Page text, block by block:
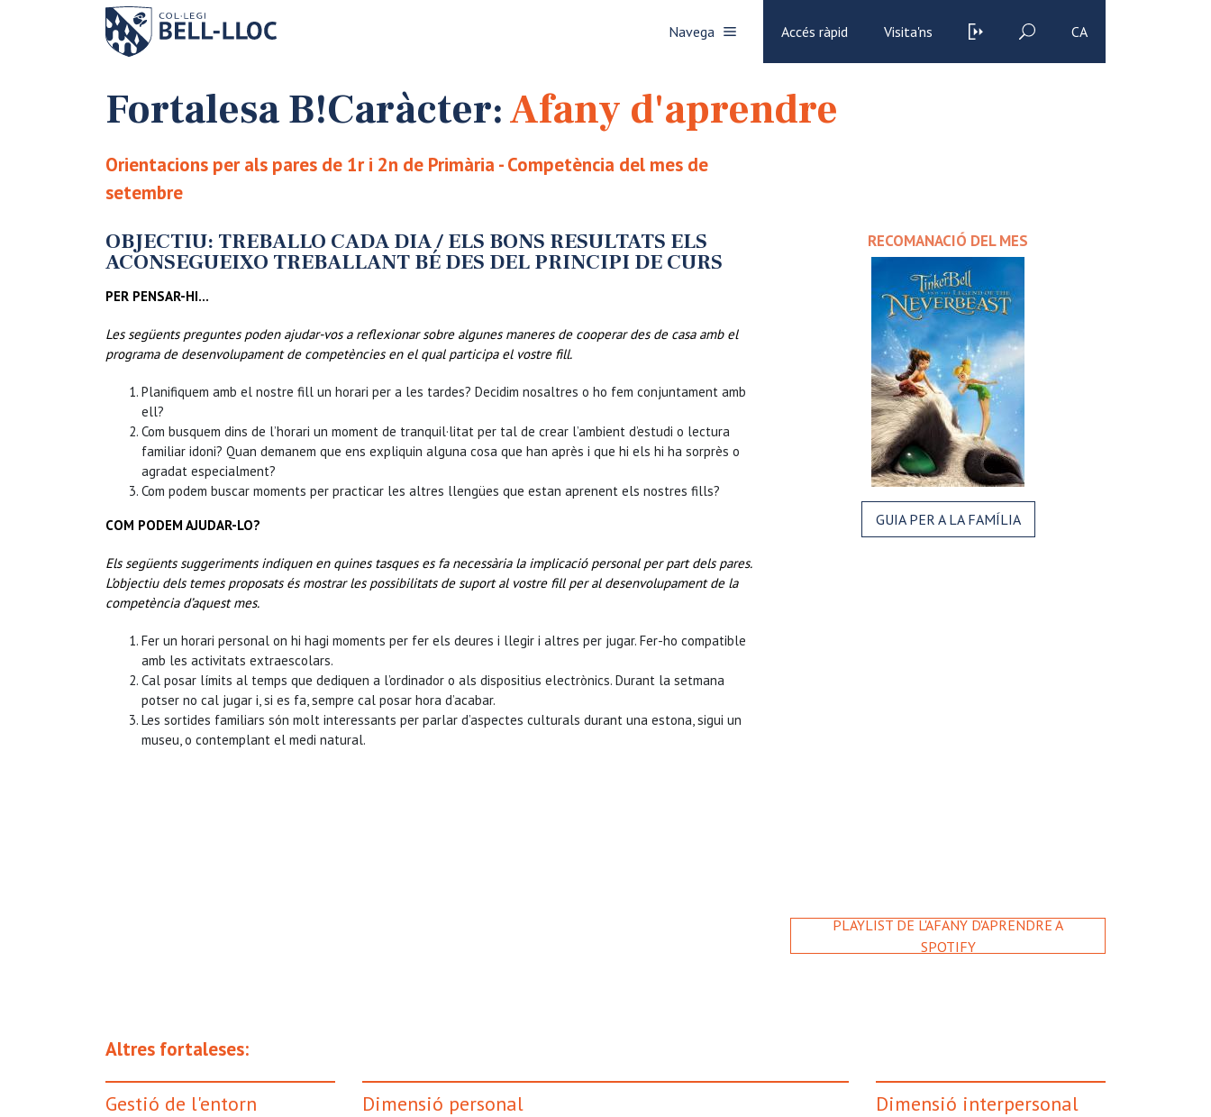
Navega Accés ràpid Visita'ns CA
Fortalesa B!Caràcter:Afany d'aprendre
Orientacions per als pares de 1r i 2n de Primària - Competència del mes de
setembre
OBJECTIU: TREBALLO CADA DIA / ELS BONS RESULTATS ELS
ACONSEGUEIXO TREBALLANT BÉ DES DEL PRINCIPI DE CURS
PER PENSAR-HI…
Les següents preguntes poden ajudar-vos a reflexionar sobre algunes maneres de cooperar des de casa amb el
programa de desenvolupament de competències en el qual participa el vostre fill.
Planifiquem amb el nostre fill un horari per a les tardes? Decidim nosaltres o ho fem conjuntament amb
ell?
Com busquem dins de l’horari un moment de tranquil·litat per tal de crear l’ambient d’estudi o lectura
familiar idoni? Quan demanem que ens expliquin alguna cosa que han après i que hi els hi ha sorprès o
agradat especialment?
Com podem buscar moments per practicar les altres llengües que estan aprenent els nostres fills?
COM PODEM AJUDAR-LO?
Els següents suggeriments indiquen en quines tasques es fa necessària la implicació personal per part dels pares.
L’objectiu dels temes proposats és mostrar les possibilitats de suport al vostre fill per al desenvolupament de la
competència d’aquest mes.
Fer un horari personal on hi hagi moments per fer els deures i llegir i altres per jugar. Fer-ho compatible
amb les activitats extraescolars.
Cal posar límits al temps que dediquen a l’ordinador o als dispositius electrònics. Durant la setmana
potser no cal jugar i, si es fa, sempre cal posar hora d’acabar.
Les sortides familiars són molt interessants per parlar d’aspectes culturals durant una estona, sigui un
museu, o contemplant el medi natural.
RECOMANACIÓ DEL MES
GUIA PER A LA FAMÍLIA
PLAYLIST DE L'AFANY D'APRENDRE A
SPOTIFY
Altres fortaleses:
Gestió de l'entorn
Dimensió personal
Dimensió interpersonal